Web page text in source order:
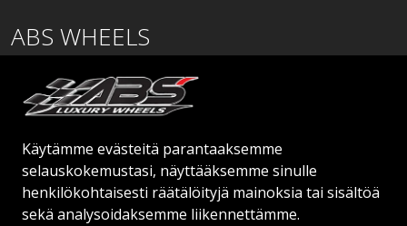
Käytämme evästeitä parantaaksemme
selauskokemustasi, näyttääksemme sinulle
henkilökohtaisesti räätälöityjä mainoksia tai sisältöä
sekä analysoidaksemme liikennettämme.
ABS WHEELS
01530 Vantaa
SUOMI
order@abswheels.com